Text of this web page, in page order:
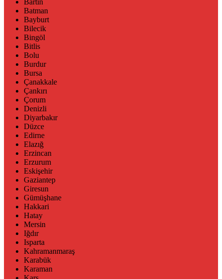
Bartın
Batman
Bayburt
Bilecik
Bingöl
Bitlis
Bolu
Burdur
Bursa
Çanakkale
Çankırı
Çorum
Denizli
Diyarbakır
Düzce
Edirne
Elazığ
Erzincan
Erzurum
Eskişehir
Gaziantep
Giresun
Gümüşhane
Hakkari
Hatay
Mersin
Iğdır
Isparta
Kahramanmaraş
Karabük
Karaman